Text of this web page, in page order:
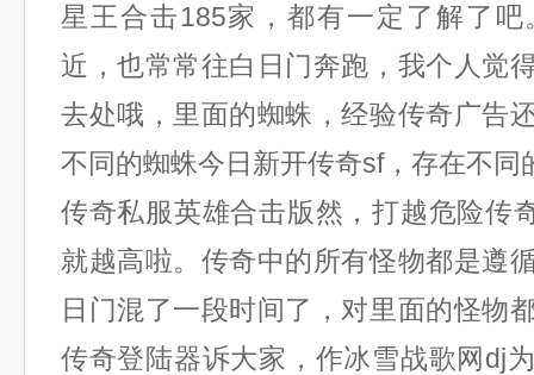
星王合击185家，都有一定了解了
近，也常常往白日门奔跑，我个人觉
去处哦，里面的蜘蛛，经验传奇广告
不同的蜘蛛今日新开传奇sf，存在不同
传奇私服英雄合击版然，打越危险传
就越高啦。传奇中的所有怪物都是遵
日门混了一段时间了，对里面的怪物
传奇登陆器诉大家，作冰雪战歌网dj